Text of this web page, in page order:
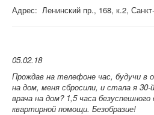
Адрес: Ленинский пр., 168, к.2,
05.02.18
Прождав на телефоне час, будучи в
на дом, меня сбросили, и стала я
врача на дом? 1,5 часа
квартирной помощи. Безобразие!